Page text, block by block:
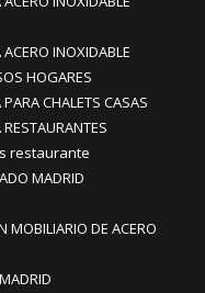
INOXIDABLE
HOGARES
CHALETS CASAS
restaurante
MADRID
MOBILIARIO DE ACERO